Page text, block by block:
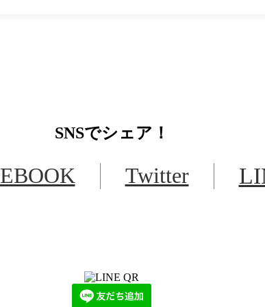
SNSでシェア！
Twitter